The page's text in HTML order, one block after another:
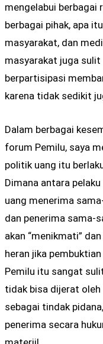
mengelabui berbagai
berbagai pihak, apa
masyarakat, dan
masyarakat juga
berpartisipasi
karena tidak sedikit
Dalam berbagai
forum Pemilu, saya
politik uang itu
Dimana antara
uang menerima
dan penerima sama-
akan “menikmati”
heran jika
Pemilu itu sangat
tidak bisa dijerat
sebagai tindak
penerima secara